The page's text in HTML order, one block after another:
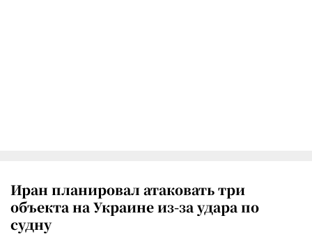
Иран планировал атаковать три
объекта на Украине из-за удара по
судну